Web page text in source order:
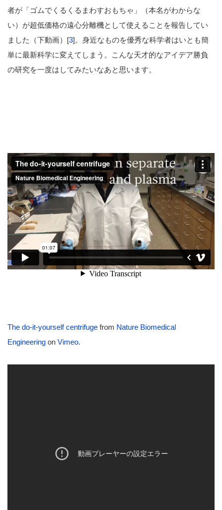
者が「ゴムでくるくるまわすおもちゃ」（本名がわからな
い）が超低価格の遠心分離機として使えることを報告してい
ました（下動画）[3]。身近なものを優秀な科学者はいとも簡
単に最新科学に変えてしまう。こんな天才的なアイデア勝負
の研究を一度はしてみたいなあと思います。
The do-it-yourself centrifuge from Nature Biomedical
Engineering on Vimeo.